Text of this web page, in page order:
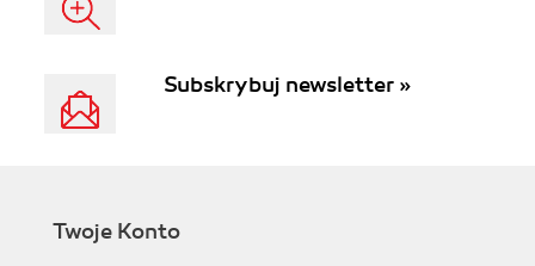
Subskrybuj newsletter »
Twoje Konto